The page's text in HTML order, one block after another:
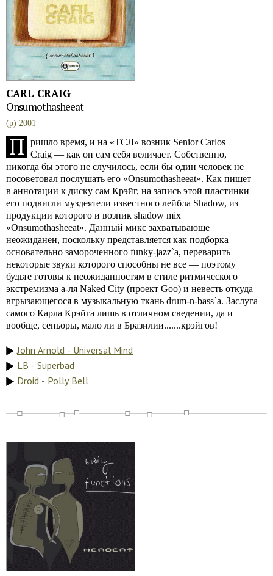
CARL CRAIG
Onsumothasheeat
(p) 2001
П
ришло время, и на «ТСЛ» возник Senior Carlos
Craig — как он сам себя величает. Собственно,
никогда бы этого не случилось, если бы один человек не
посоветовал послушать его «Onsumothasheeat». Как пишет
в аннотации к диску сам Крэйг, на запись этой пластинки
его подвигли муздеятели известного лейбла Shadow, из
продукции которого и возник shadow mix
«Onsumothasheeat». Данный микс захватывающе
неожиданен, поскольку представляется как подборка
основательно замороченного funky-jazz`а, переварить
некоторые звуки которого способны не все — поэтому
будьте готовы к неожиданностям в стиле ритмического
экстремизма а-ля Naked City (проект Goo) и невесть откуда
вгрызающегося в музыкальную ткань drum-n-bass`а. Заслуга
самого Карла Крэйга лишь в отличном сведении, да и
вообще, сеньоры, мало ли в Бразилии.......крэйгов!
John Arnold - Universal Mind
LB - Superbad
Droid - Polly Bell